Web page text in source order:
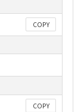
COPY
COPY